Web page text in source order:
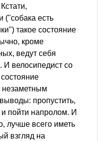
("собака есть
такое состояние
кроме
ведут себя
И велосипедист со
незаметным
пропустить,
пойти напролом. И
лучше всего иметь
взгляд на